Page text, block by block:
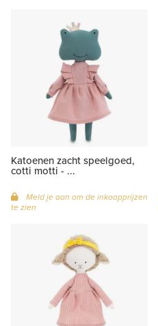
Katoenen zacht speelgoed,
cotti motti - ...
Meld je aan om de inkoopprijzen
te zien